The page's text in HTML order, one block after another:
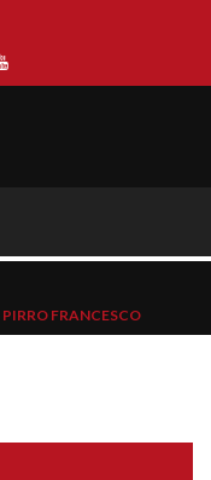
PIRRO FRANCESCO